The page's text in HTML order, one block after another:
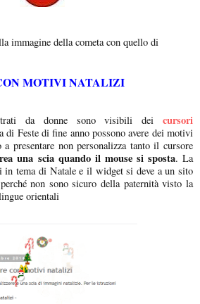
immagine della cometa con quello di
MOTIVI NATALIZI
da donne sono visibili dei
cursori
di Feste di fine anno possono avere dei motivi
presentare non personalizza tanto il cursore
una scia quando il mouse si sposta. La
in tema di Natale e il widget si deve a un sito
non sono sicuro della paternità visto la
orientali